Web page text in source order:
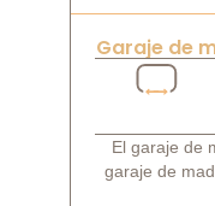
Garaje de
El garaje de
garaje de